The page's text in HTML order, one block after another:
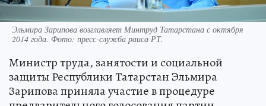
Эльмира Зарипова возглавляет Минтруд Татарстана с октября
2014 года. Фото: пресс-служба раиса РТ.
Министр труда, занятости и социальной
защиты Республики Татарстан Эльмира
Зарипова приняла участие в процедуре